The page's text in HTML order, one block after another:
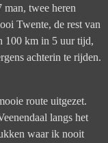
twee heren
Twente, de rest van
100 km in 5 uur tijd,
achterin te rijden.
ooie route uitgezet.
langs het
waar ik nooit